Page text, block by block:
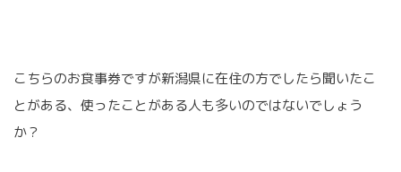
こちらのお食事券ですが新潟県に在住の方でしたら聞いたこ
とがある、使ったことがある人も多いのではないでしょう
か？